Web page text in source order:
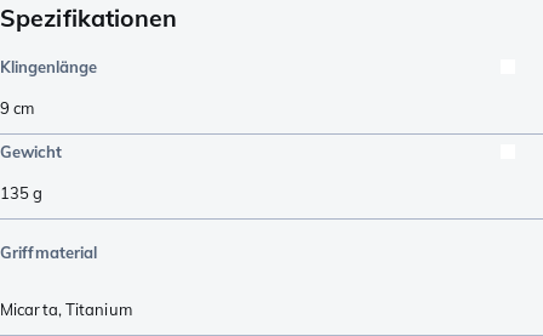
Spezifikationen
Klingenlänge
9 cm
Gewicht
135g
Griffmaterial
Micarta, Titanium